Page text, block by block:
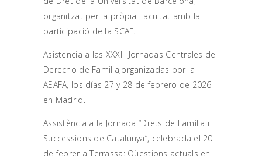
organitzat per la pròpia Facultat amb la
participació de la SCAF.
Asistencia a las XXXIII Jornadas Centrales de
Derecho de Familia,organizadas por la
AEAFA, los días 27 y 28 de febrero de 2026
en Madrid.
Assistència a la Jornada “Drets de Família i
Successions de Catalunya”, celebrada el 20
de febrer a Terrassa: Qüestions actuals en